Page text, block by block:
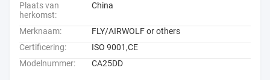
Plaats van
herkomst:
China
Merknaam:
FLY/AIRWOLF or others
Certificering:
ISO 9001,CE
Modelnummer:
CA25DD